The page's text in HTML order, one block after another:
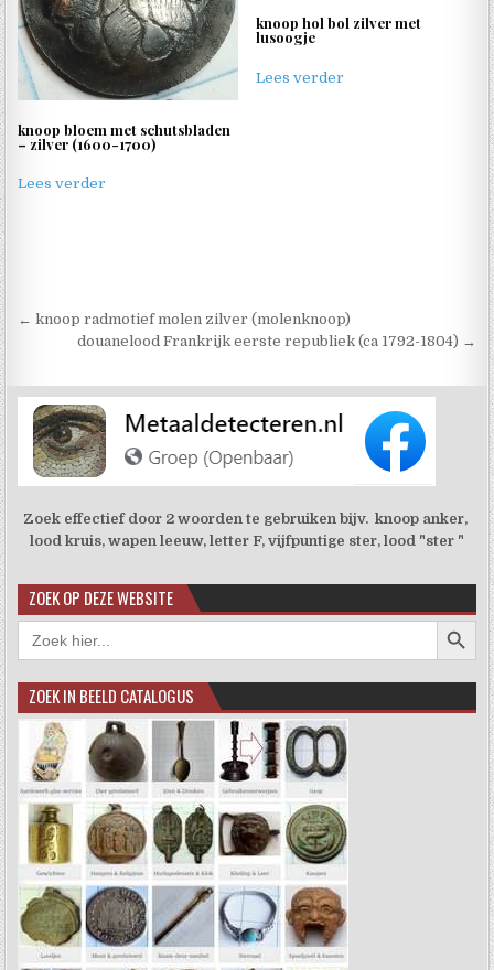
knoop bloem met schutsbladen
– zilver (1600-1700)
Lees verder
knoop hol bol zilver met
lusoogje
Lees verder
Berichtnavigatie
← knoop radmotief molen zilver (molenknoop)
douanelood Frankrijk eerste republiek (ca 1792-1804) →
Zoek effectief door 2 woorden te gebruiken bijv. knoop anker,
lood kruis, wapen leeuw, letter F, vijfpuntige ster, lood "ster "
ZOEK OP DEZE WEBSITE
Zoek
naar:
ZOEK IN BEELD CATALOGUS